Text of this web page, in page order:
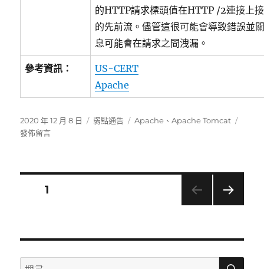
的HTTP請求標頭值在HTTP /2連接上
的先前流。儘管這很可能會導致錯誤並
息可能會在請求之間洩漏。
參考資訊：
US-CERT
Apache
發
佈
2020 年 12 月 8 日
分
弱點通告
標
Apache 、Apache Tomcat
全
公
發佈留言
分
頁次1
搜
搜